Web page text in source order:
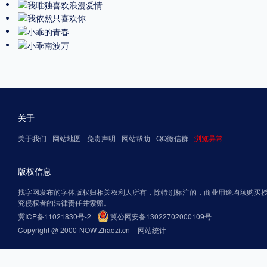
关于
关于我们 网站地图 免责声明 网站帮助 QQ微信群 浏览异常
版权信息
找字网发布的字体版权归相关权利人所有，除特别标注的，商业用途均须购买
究侵权者的法律责任并索赔。
冀ICP备11021830号-2
冀公网安备13022702000109号
Copyright @ 2000-NOW Zhaozi.cn
网站统计